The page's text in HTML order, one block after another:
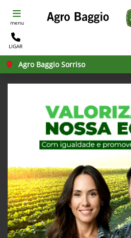
menu
LIGAR
Agro Baggio Sorriso